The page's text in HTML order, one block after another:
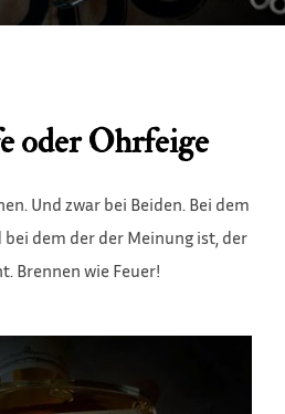
oder Ohrfeige
Und zwar bei Beiden. Bei dem
dem der der Meinung ist, der
Brennen wie Feuer!